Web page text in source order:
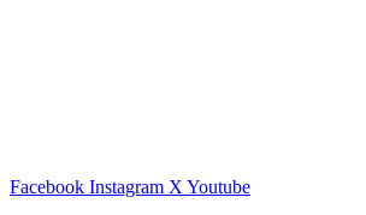
Facebook Instagram X Youtube